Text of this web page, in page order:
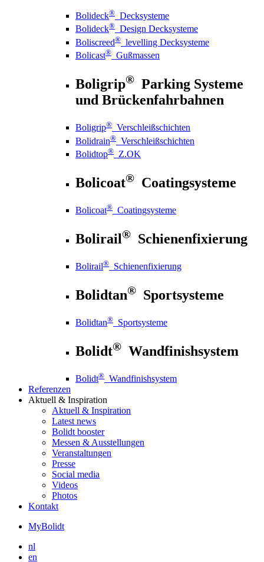
Bolideck® Decksysteme
Bolideck® Design Decksysteme
Boliscreed® levelling Decksysteme
Bolicast® Gußmassen
Boligrip® Parking Systeme
und Brückenfahrbahnen
Boligrip® Verschleißschichten
Bolidrain® Verschleißschichten
Bolidtop® Z.OK
Bolicoat® Coatingsysteme
Bolicoat® Coatingsysteme
Bolirail® Schienenfixierung
Bolirail® Schienenfixierung
Bolidtan® Sportsysteme
Bolidtan® Sportsysteme
Bolidt® Wandfinishsystem
Bolidt® Wandfinishsystem
Referenzen
Aktuell & Inspiration
Aktuell & Inspiration
Latest news
Bolidt booster
Messen & Ausstellungen
Veranstaltungen
Presse
Social media
Videos
Photos
Kontakt
MyBolidt
nl
en